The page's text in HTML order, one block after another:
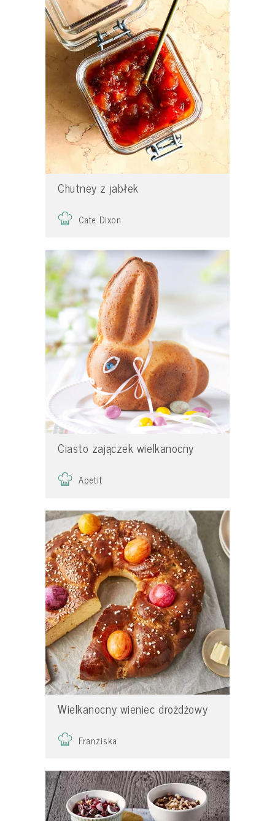
Chutney z jabłek
Cate Dixon
Ciasto zajączek wielkanocny
Apetit
Wielkanocny wieniec drożdżowy
Franziska